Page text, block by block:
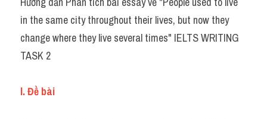
Task 2
Từ vựng theo topic
Từ vựng theo Topic
Grammar
in the same city throughout their lives, but now they
change where they live several times" IELTS WRITING
TASK 2
I. Đề bài